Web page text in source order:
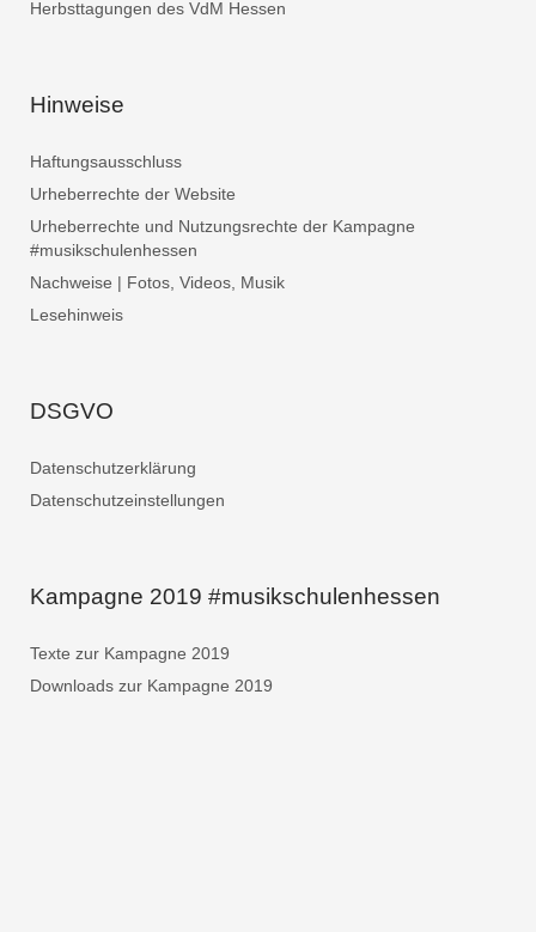
Herbsttagungen des VdM Hessen
Hinweise
Haftungsausschluss
Urheberrechte der Website
Urheberrechte und Nutzungsrechte der Kampagne
#musikschulenhessen
Nachweise | Fotos, Videos, Musik
Lesehinweis
DSGVO
Datenschutzerklärung
Datenschutzeinstellungen
Kampagne 2019 #musikschulenhessen
Texte zur Kampagne 2019
Downloads zur Kampagne 2019